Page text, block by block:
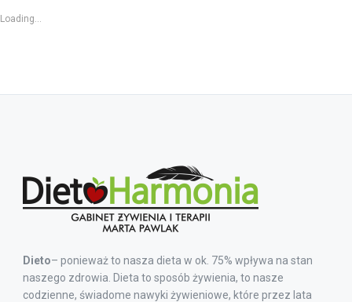
Loading...
Dieto– ponieważ to nasza dieta w ok. 75% wpływa na stan
naszego zdrowia. Dieta to sposób żywienia, to nasze
codzienne, świadome nawyki żywieniowe, które przez lata